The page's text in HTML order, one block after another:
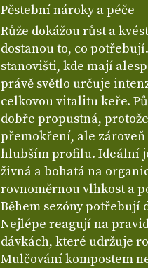
Pěstební nároky a péče
Růže dokážou růst a
dostanou to, co
stanovišti, kde mají
právě světlo určuje
celkovou vitalitu keře.
dobře propustná,
přemokření, ale zároveň
hlubším profilu. Ideální
živná a bohatá na
rovnoměrnou vlhkost a
Během sezóny
Nejlépe reagují na
dávkách, které udržuje
Mulčování kompostem